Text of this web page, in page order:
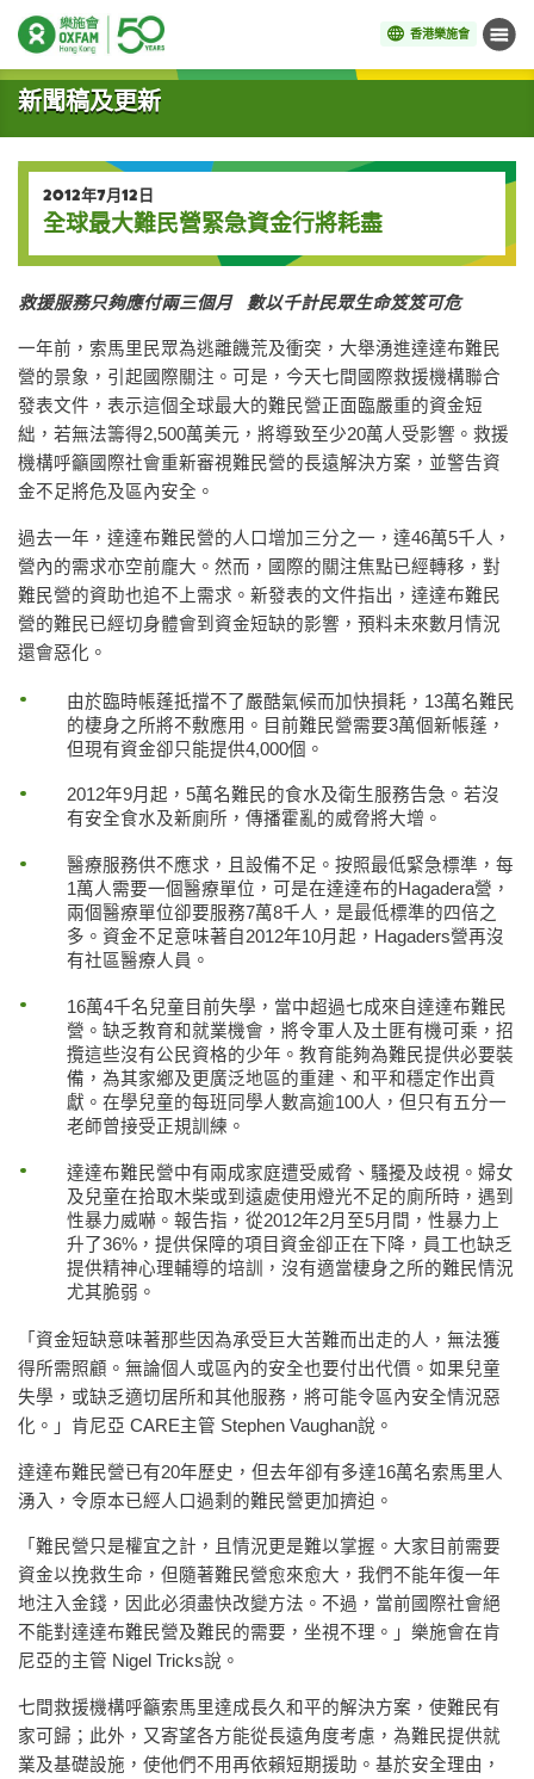
香港樂施會 目錄
開始主要內容
新聞稿及更新
2012年7月12日
全球最大難民營緊急資金行將耗盡
救援服務只夠應付兩三個月 數以千計民眾生命笈笈可危
一年前，索馬里民眾為逃離饑荒及衝突，大舉湧進達達布難民
營的景象，引起國際關注。可是，今天七間國際救援機構聯合
發表文件，表示這個全球最大的難民營正面臨嚴重的資金短
絀，若無法籌得2,500萬美元，將導致至少20萬人受影響。救援
機構呼籲國際社會重新審視難民營的長遠解決方案，並警告資
金不足將危及區內安全。
過去一年，達達布難民營的人口增加三分之一，達46萬5千人，
營內的需求亦空前龐大。然而，國際的關注焦點已經轉移，對
難民營的資助也追不上需求。新發表的文件指出，達達布難民
營的難民已經切身體會到資金短缺的影響，預料未來數月情況
還會惡化。
由於臨時帳蓬抵擋不了嚴酷氣候而加快損耗，13萬名難民
的棲身之所將不敷應用。目前難民營需要3萬個新帳蓬，
但現有資金卻只能提供4,000個。
2012年9月起，5萬名難民的食水及衛生服務告急。若沒
有安全食水及新廁所，傳播霍亂的威脅將大增。
醫療服務供不應求，且設備不足。按照最低緊急標準，每
1萬人需要一個醫療單位，可是在達達布的Hagadera營，
兩個醫療單位卻要服務7萬8千人，是最低標準的四倍之
多。資金不足意味著自2012年10月起，Hagaders營再沒
有社區醫療人員。
16萬4千名兒童目前失學，當中超過七成來自達達布難民
營。缺乏教育和就業機會，將令軍人及土匪有機可乘，招
攬這些沒有公民資格的少年。教育能夠為難民提供必要裝
備，為其家鄉及更廣泛地區的重建、和平和穩定作出貢
獻。在學兒童的每班同學人數高逾100人，但只有五分一
老師曾接受正規訓練。
達達布難民營中有兩成家庭遭受威脅、騷擾及歧視。婦女
及兒童在拾取木柴或到遠處使用燈光不足的廁所時，遇到
性暴力威嚇。報告指，從2012年2月至5月間，性暴力上
升了36%，提供保障的項目資金卻正在下降，員工也缺乏
提供精神心理輔導的培訓，沒有適當棲身之所的難民情況
尤其脆弱。
「資金短缺意味著那些因為承受巨大苦難而出走的人，無法獲
得所需照顧。無論個人或區內的安全也要付出代價。如果兒童
失學，或缺乏適切居所和其他服務，將可能令區內安全情況惡
化。」肯尼亞 CARE主管 Stephen Vaughan說。
達達布難民營已有20年歷史，但去年卻有多達16萬名索馬里人
湧入，令原本已經人口過剩的難民營更加擠迫。
「難民營只是權宜之計，且情況更是難以掌握。大家目前需要
資金以挽救生命，但隨著難民營愈來愈大，我們不能年復一年
地注入金錢，因此必須盡快改變方法。不過，當前國際社會絕
不能對達達布難民營及難民的需要，坐視不理。」樂施會在肯
尼亞的主管 Nigel Tricks說。
七間救援機構呼籲索馬里達成長久和平的解決方案，使難民有
家可歸；此外，又寄望各方能從長遠角度考慮，為難民提供就
業及基礎設施，使他們不用再依賴短期援助。基於安全理由，